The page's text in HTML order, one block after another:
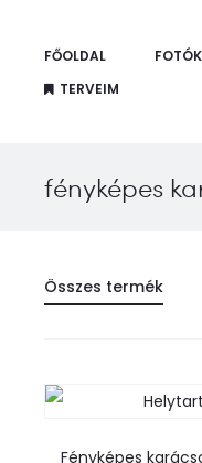
FŐOLDAL
TERVEIM
fényképes
Összes termék
Fényképes